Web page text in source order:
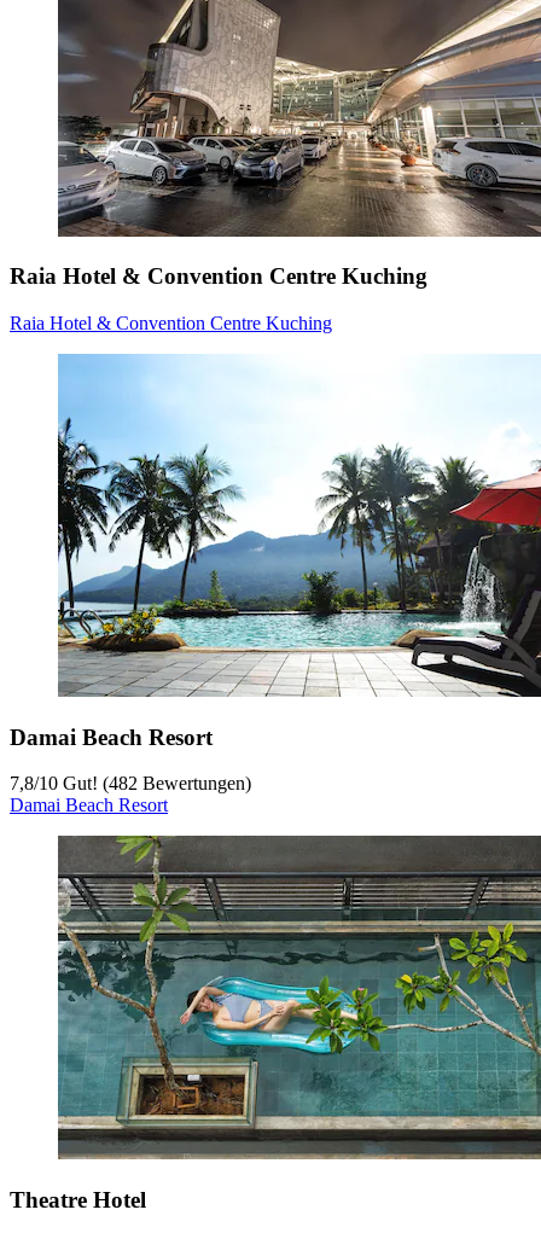
Raia Hotel & Convention Centre Kuching
Raia Hotel & Convention Centre Kuching
Damai Beach Resort
7,8/10 Gut! (482 Bewertungen)
Damai Beach Resort
Theatre Hotel